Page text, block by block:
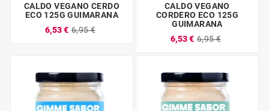
CALDO VEGANO CERDO
ECO 125G GUIMARANA
6,53 € 6,95 €
CALDO VEGANO
CORDERO ECO 125G
GUIMARANA
6,53 € 6,95 €